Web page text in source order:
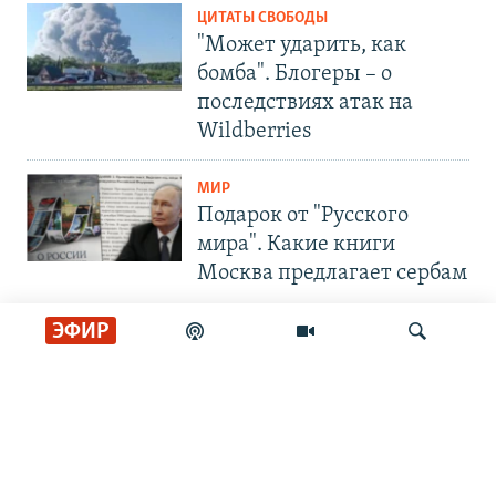
ЭФИР
ЦИТАТЫ СВОБОДЫ
"Может ударить, как
бомба". Блогеры – о
последствиях атак на
Wildberries
МИР
Подарок от "Русского
мира". Какие книги
Москва предлагает сербам